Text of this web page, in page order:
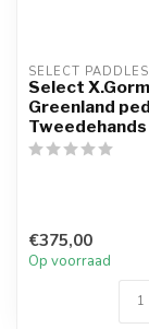
SELECT PADDLES
Select X.Gorm
Greenland
Tweedehands
€375,00
Op voorraad